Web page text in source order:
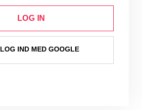
LOG IN
LOG IND MED GOOGLE